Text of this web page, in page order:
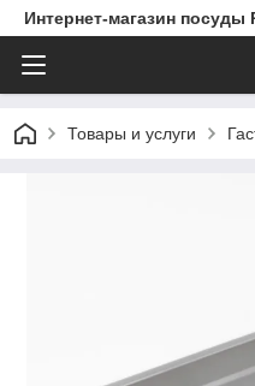
Интернет-магазин
Товары и услуги